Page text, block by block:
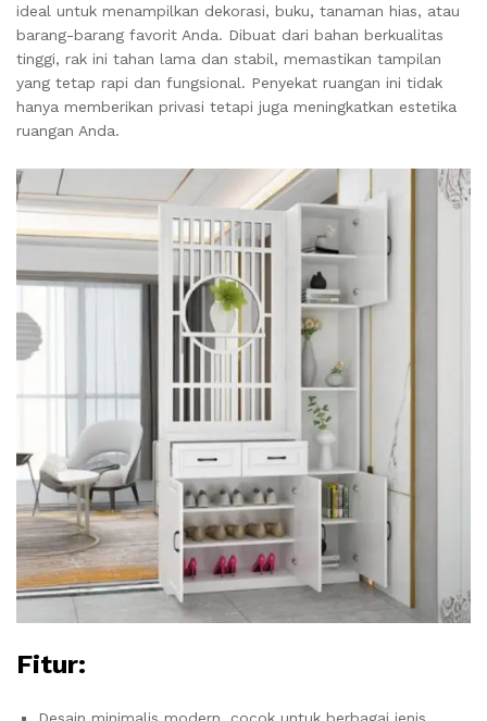
ideal untuk menampilkan dekorasi, buku, tanaman hias, atau
barang-barang favorit Anda. Dibuat dari bahan berkualitas
tinggi, rak ini tahan lama dan stabil, memastikan tampilan
yang tetap rapi dan fungsional. Penyekat ruangan ini tidak
hanya memberikan privasi tetapi juga meningkatkan estetika
ruangan Anda.
Fitur:
Desain minimalis modern, cocok untuk berbagai jenis